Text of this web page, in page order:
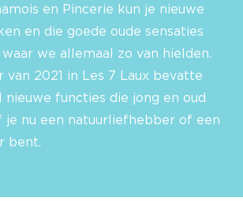
en Pincerie kun je nieuwe
en die goede oude sensaties
we allemaal zo van hielden.
van 2021 in Les 7 Laux bevatte
nieuwe functies die jong en oud
je nu een natuurliefhebber of een
bent.